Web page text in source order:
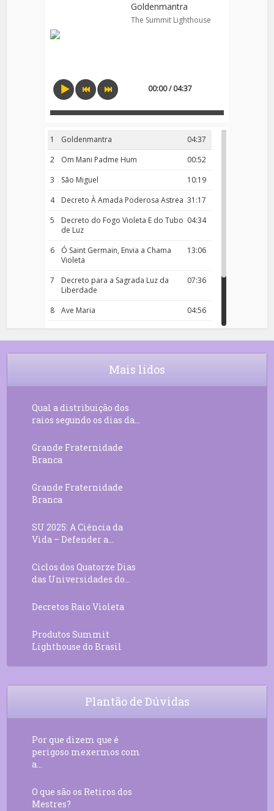
Goldenmantra
The Summit Lighthouse
00:00 / 04:37
1 04:37
Goldenmantra
2
00:52
Om Mani Padme Hum
3
10:19
São Miguel
4
31:17
Decreto À Amada Poderosa Astrea
5
04:34
Decreto do Fogo Violeta E do Tubo
de Luz
6
13:06
Ó Saint Germain, Envia a Chama
Violeta
7
07:36
Decreto para a Sagrada Luz da
Liberdade
8
04:56
Ave Maria
9
18:00
Rosário da Criança
10
04:43
Decreto 50.03 – Diante da Vossa
Mais lidos
Qual a distribuição dos
raios segundo os dias da...
Grande Fraternidade
Branca
Grande Fraternidade
Branca
SU 2025: A Ciência da
Vida – Defender a...
Ciclos dos Quatorze Dias
das Universidades do...
Decretos Raio Violeta
Produtos Summit
Lighthouse do Brasil
Plantão de Dúvidas
Por que dizem que é
perigoso mexermos com
a...
O que são os Retiros dos
Mestres?